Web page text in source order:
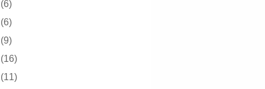
(6)
(6)
(9)
(16)
(11)